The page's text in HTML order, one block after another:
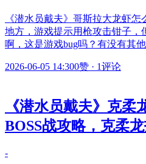
《潜水员戴夫》哥斯拉大龙虾
地方，游戏提示用枪攻击钳子，
啊，这是游戏bug吗？有没有其
2026-06-05 14:300赞 · 1评论
《潜水员戴夫》克柔
BOSS战攻略，克柔
-